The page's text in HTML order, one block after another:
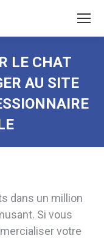
LE CHAT
AU SITE
dans un million
Si vous
votre